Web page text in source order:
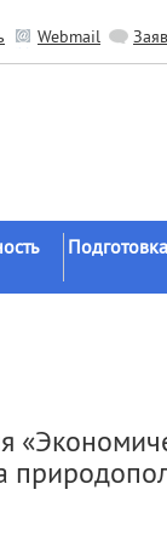
Webmail
советы
Целевое